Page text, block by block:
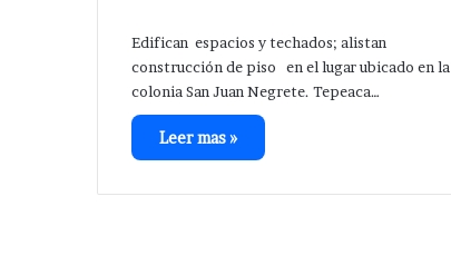
Edifican espacios y techados; alistan
construcción de piso en el lugar ubicado en la
colonia San Juan Negrete. Tepeaca…
Leer mas »